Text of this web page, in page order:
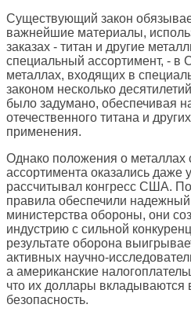
Существующий закон
важнейшие материалы,
заказах - титан и другие
специальный ассортимент, -
металлах, входящих в
законом несколько
было задумано, обеспечивая
отечественного титана и
применения.
Однако положения о металлах
ассортимента оказались даже
рассчитывал конгресс США.
правила обеспечили
министерства обороны, они
индустрию с сильной
результате оборона
активных научно-
а американские
что их доллары вкладываются
безопасность.